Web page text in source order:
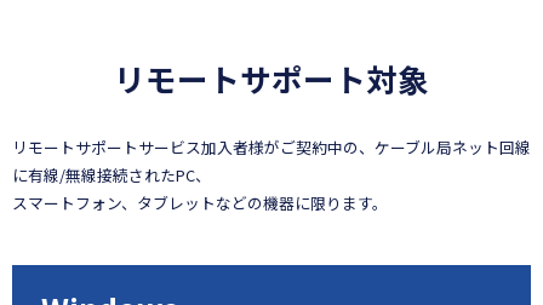
リモートサポート対象
リモートサポートサービス加入者様がご契約中の、ケーブル局ネット回線
に有線/無線接続されたPC、
スマートフォン、タブレットなどの機器に限ります。